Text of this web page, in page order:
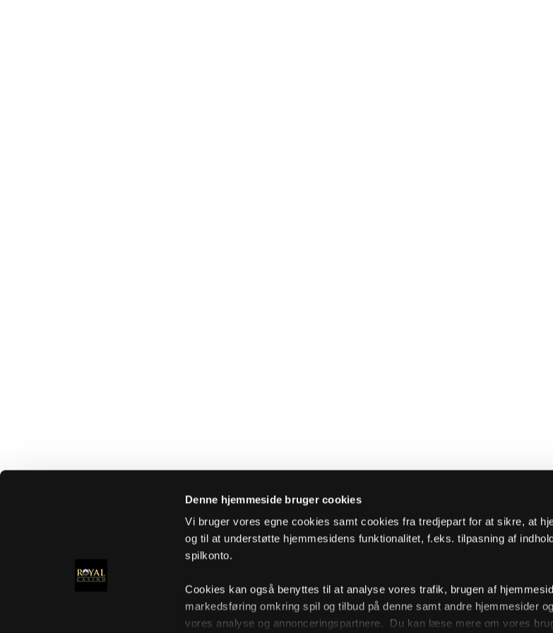
Denne hjemmeside bruger cookies
Vi bruger vores egne cookies samt cookies fra tredjepart for at sikre, at
og til at understøtte hjemmesidens funktionalitet, f.eks. tilpasning af
spilkonto.
Cookies kan også benyttes til at analyse vores trafik, brugen af
markedsføring omkring spil og tilbud på denne samt andre hjemmesider
vores analyse og annonceringspartnere. Du kan læse mere om vores